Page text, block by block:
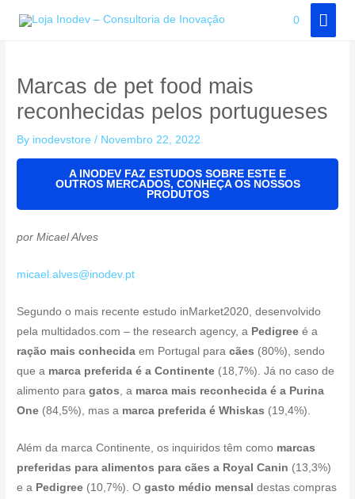
0
Marcas de pet food mais
reconhecidas pelos portugueses
By inodevstore/ Novembro 22, 2022
A INODEV FAZ ESTUDOS SOBRE ESTE E
OUTROS MERCADOS, CONHEÇA OS NOSSOS
PRODUTOS
porMicael Alves
micael.alves@inodev.pt
Segundo o mais recente estudo inMarket2020, desenvolvido
pela multidados.com – the research agency, a Pedigree é a
ração mais conhecida em Portugal paracães (80%), sendo
que a marca preferida é a Continente (18,7%). Já no caso de
alimento paragatos , a marca mais reconhecida é a Purina
One (84,5%), mas a marca preferida é Whiskas (19,4%).
Além da marca Continente, os inquiridos têm como marcas
preferidas para alimentos para cães a Royal Canin (13,3%)
e a Pedigree (10,7%). Ogasto médio mensal destas compras